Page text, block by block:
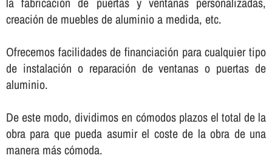
creación de muebles de aluminio a medida, etc.
Ofrecemos facilidades de financiación para cualquier tipo
de instalación o reparación de ventanas o puertas de
aluminio.
De este modo, dividimos en cómodos plazos el total de la
obra para que pueda asumir el coste de la obra de una
manera más cómoda.